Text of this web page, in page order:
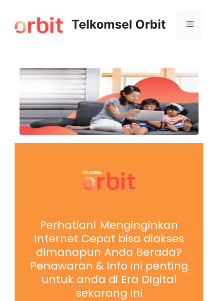
Telkomsel Orbit
Perhatian! Menginginkan
Internet Cepat bisa diakses
dimanapun Anda Berada?
Penawaran & Info ini penting
untuk anda di Era DIgital
sekarang ini